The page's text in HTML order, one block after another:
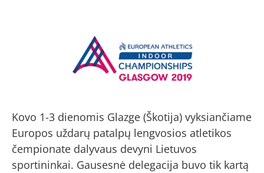
Kovo 1-3 dienomis Glazge (Škotija) vyksiančiame
Europos uždarų patalpų lengvosios atletikos
čempionate dalyvaus devyni Lietuvos
sportininkai. Gausesnė delegacija buvo tik kartą